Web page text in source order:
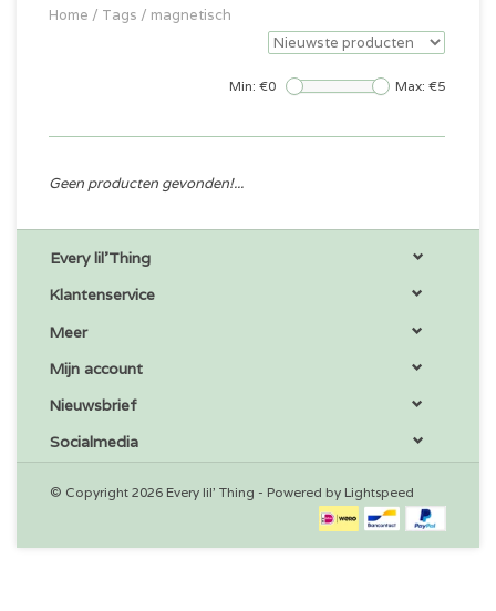
Home / Tags / magnetisch
Min: €0 Max: €5
Geen producten gevonden!...
Every lil'Thing
Klantenservice
Meer
Mijn account
Nieuwsbrief
Socialmedia
© Copyright 2026 Every lil' Thing - Powered by Lightspeed